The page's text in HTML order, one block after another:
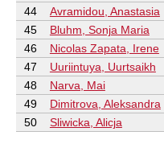
44
Avramidou, Anastasia
45
Bluhm, Sonja Maria
46
Nicolas Zapata, Irene
47
Uuriintuya, Uurtsaikh
48
Narva, Mai
49
Dimitrova, Aleksandra
50
Sliwicka, Alicja